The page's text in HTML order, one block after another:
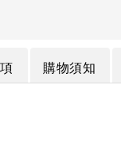
購物須知